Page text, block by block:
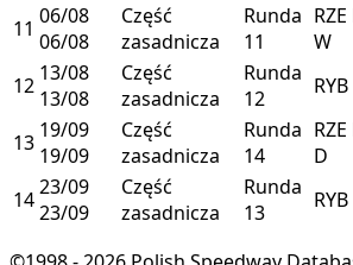
11 06/08
06/08
Część
zasadnicza
Runda
11
RZE
W
12 13/08
13/08
Część
zasadnicza
Runda
12
RYB
13 19/09
19/09
Część
zasadnicza
Runda
14
RZE
D
1423/09
23/09
Część
zasadnicza
Runda
13
RYB